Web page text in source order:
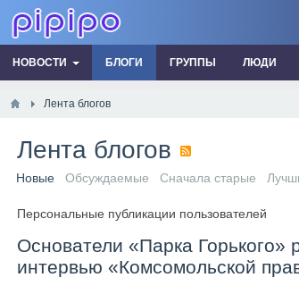
НОВОСТИ БЛОГИ ГРУППЫ ЛЮДИ
Лента блогов
Лента блогов
Новые Обсуждаемые Сначала старые
Персональные публикации пользователей
Основатели «Парка Горького»
интервью «Комсомольской